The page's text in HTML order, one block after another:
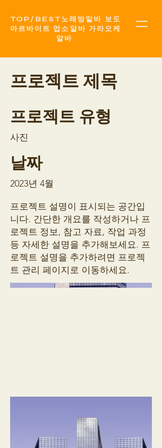
TOP​/BEST노래방알바 보도
아르바이트 업소알바 가라오케
알바
프로젝트 제목
프로젝트 유형
사진
날짜
2023년 4월
프로젝트 설명이 표시되는 공간입
니다. 간단한 개요를 작성하거나 프
로젝트 정보, 참고 자료, 작업 과정
등 자세한 설명을 추가해보세요. 프
로젝트 설명을 추가하려면 프로젝
트 관리 페이지로 이동하세요.